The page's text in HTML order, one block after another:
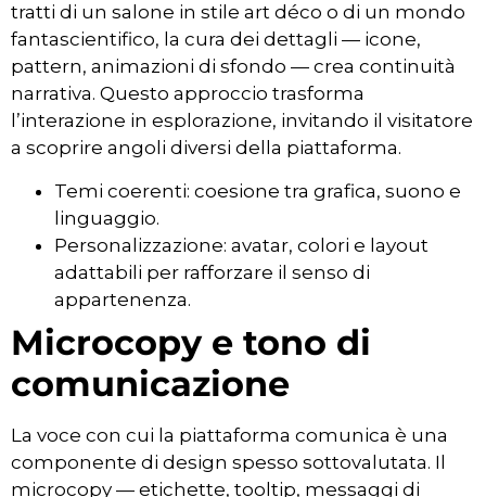
tratti di un salone in stile art déco o di un mondo
fantascientifico, la cura dei dettagli — icone,
pattern, animazioni di sfondo — crea continuità
narrativa. Questo approccio trasforma
l’interazione in esplorazione, invitando il visitatore
a scoprire angoli diversi della piattaforma.
Temi coerenti: coesione tra grafica, suono e
linguaggio.
Personalizzazione: avatar, colori e layout
adattabili per rafforzare il senso di
appartenenza.
Microcopy e tono di
comunicazione
La voce con cui la piattaforma comunica è una
componente di design spesso sottovalutata. Il
microcopy — etichette, tooltip, messaggi di